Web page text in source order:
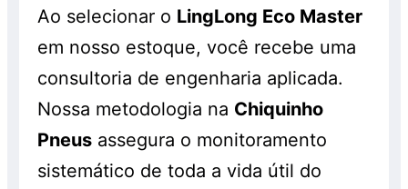
enquanto durarem os estoques. Consulte!
Ao selecionar o LingLong Eco Master
em nosso estoque, você recebe uma
consultoria de engenharia aplicada.
Nossa metodologia na Chiquinho
Pneus assegura o monitoramento
sistemático de toda a vida útil do